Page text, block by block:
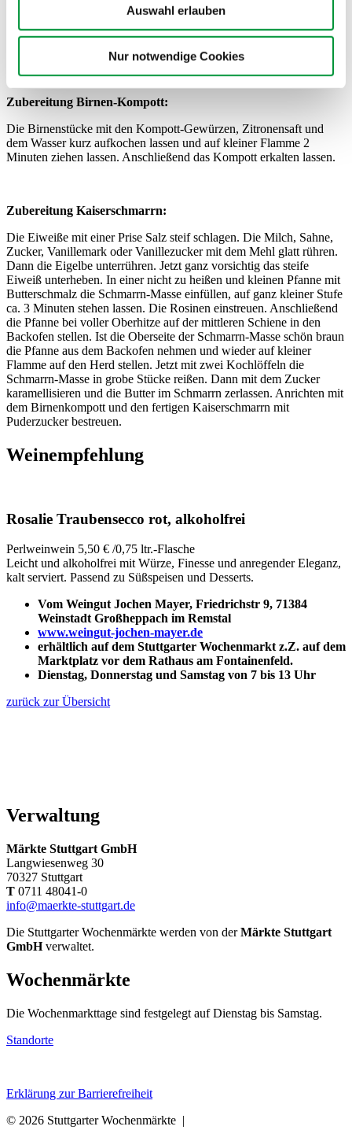
Auswahl erlauben
Nur notwendige Cookies
Zucker nach Geschmack
1/2 Liter Wasse
Zubereitung Birnen-Kompott:
Die Birnenstücke mit den Kompott-Gewürzen, Zitronensaft und
dem Wasser kurz aufkochen lassen und auf kleiner Flamme 2
Minuten ziehen lassen. Anschließend das Kompott erkalten lassen.
Zubereitung Kaiserschmarrn:
Die Eiweiße mit einer Prise Salz steif schlagen. Die Milch, Sahne,
Zucker, Vanillemark oder Vanillezucker mit dem Mehl glatt rühren.
Dann die Eigelbe unterrühren. Jetzt ganz vorsichtig das steife
Eiweiß unterheben. In einer nicht zu heißen und kleinen Pfanne mit
Butterschmalz die Schmarrn-Masse einfüllen, auf ganz kleiner Stufe
ca. 3 Minuten stehen lassen. Die Rosinen einstreuen. Anschließend
die Pfanne bei voller Oberhitze auf der mittleren Schiene in den
Backofen stellen. Ist die Oberseite der Schmarrn-Masse schön braun
die Pfanne aus dem Backofen nehmen und wieder auf kleiner
Flamme auf den Herd stellen. Jetzt mit zwei Kochlöffeln die
Schmarrn-Masse in grobe Stücke reißen. Dann mit dem Zucker
karamellisieren und die Butter im Schmarrn zerlassen. Anrichten mit
dem Birnenkompott und den fertigen Kaiserschmarrn mit
Puderzucker bestreuen.
Weinempfehlung
Rosalie Traubensecco rot, alkoholfrei
Perlweinwein 5,50 € /0,75 ltr.-Flasche
Leicht und alkoholfrei mit Würze, Finesse und anregender Eleganz,
kalt serviert. Passend zu Süßspeisen und Desserts.
Vom Weingut Jochen Mayer, Friedrichstr 9, 71384
Weinstadt Großheppach im Remstal
www.weingut-jochen-mayer.de
erhältlich auf dem Stuttgarter Wochenmarkt z.Z. auf dem
Marktplatz vor dem Rathaus am Fontainenfeld.
Dienstag, Donnerstag und Samstag von 7 bis 13 Uhr
zurück zur Übersicht
Verwaltung
Märkte Stuttgart GmbH
Langwiesenweg 30
70327 Stuttgart
T 0711 48041-0
info@maerkte-stuttgart.de
Die Stuttgarter Wochenmärkte werden von derMärkte Stuttgart
GmbHverwaltet.
Wochenmärkte
Die Wochenmarkttage sind festgelegt auf Dienstag bis Samstag.
Standorte
Erklärung zur Barrierefreiheit
© 2026 Stuttgarter Wochenmärkte |